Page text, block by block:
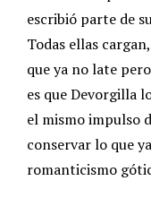
escribió parte de
Todas ellas
que ya no late
es que Devorgilla
el mismo impulso
conservar lo que
romanticismo